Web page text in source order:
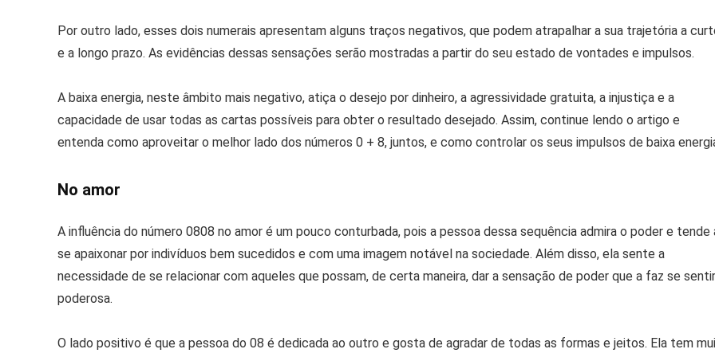
Por outro lado, esses dois numerais apresentam alguns traços negativos, que podem atrapalhar a sua trajetória a
e a longo prazo. As evidências dessas sensações serão mostradas a partir do seu estado de vontades e impulsos.
A baixa energia, neste âmbito mais negativo, atiça o desejo por dinheiro, a agressividade gratuita, a injustiça e a
capacidade de usar todas as cartas possíveis para obter o resultado desejado. Assim, continue lendo o artigo e
entenda como aproveitar o melhor lado dos números 0 + 8, juntos, e como controlar os seus impulsos de baixa
No amor
A influência do número 0808 no amor é um pouco conturbada, pois a pessoa dessa sequência admira o poder e tende
se apaixonar por indivíduos bem sucedidos e com uma imagem notável na sociedade. Além disso, ela sente a
necessidade de se relacionar com aqueles que possam, de certa maneira, dar a sensação de poder que a faz se sentir
poderosa.
O lado positivo é que a pessoa do 08 é dedicada ao outro e gosta de agradar de todas as formas e jeitos. Ela tem